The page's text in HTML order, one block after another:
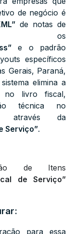
de negócio é
de notas de
os
e o padrão
específicos
Gerais, Paraná,
elimina a
no livro fiscal,
técnica no
através da
Serviço”.
de Itens
de Serviço”
para essa